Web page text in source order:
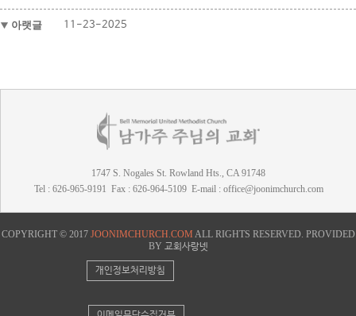
아랫글 11-23-2025
1747 S. Nogales St. Rowland Hts., CA 91748
Tel : 626-965-9191 Fax : 626-964-5109 E-mail : office@joonimchurch.com
COPYRIGHT © 2017 JOONIMCHURCH.COM ALL RIGHTS RESERVED. PROVIDED
BY 교회사랑넷
개인정보처리방침